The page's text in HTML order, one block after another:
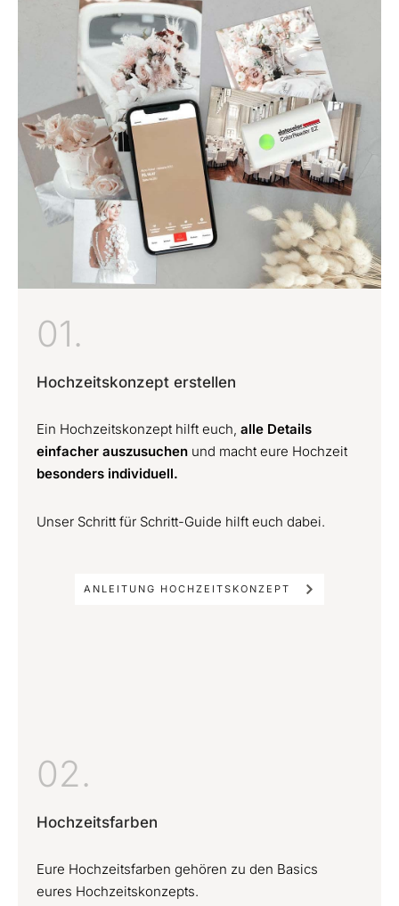
01.
Hochzeitskonzept erstellen
Ein Hochzeitskonzept hilft euch, alle Details
einfacher auszusuchen und macht eure Hochzeit
besonders individuell.
Unser Schritt für Schritt-Guide hilft euch dabei.
ANLEITUNG HOCHZEITSKONZEPT
02.
Hochzeitsfarben
Eure Hochzeitsfarben gehören zu den Basics
eures Hochzeitskonzepts.